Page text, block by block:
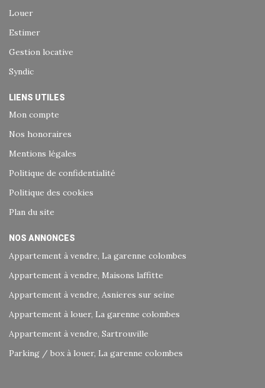
Louer
Estimer
Gestion locative
Syndic
LIENS UTILES
Mon compte
Nos honoraires
Mentions légales
Politique de confidentialité
Politique des cookies
Plan du site
NOS ANNONCES
Appartement à vendre, La garenne colombes
Appartement à vendre, Maisons laffitte
Appartement à vendre, Asnieres sur seine
Appartement à louer, La garenne colombes
Appartement à vendre, Sartrouville
Parking / box à louer, La garenne colombes